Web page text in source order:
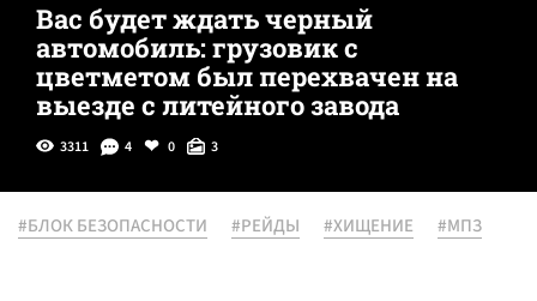
Вас будет ждать черный
автомобиль: грузовик с
цветметом был перехвачен на
выезде с литейного завода
3311 4 0 3
#БЛОК БЕЗОПАСНОСТИ #РЕЙДЫ #ХИЩЕНИЕ #МПЗ